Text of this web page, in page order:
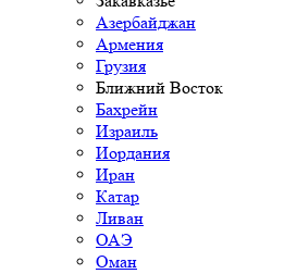
Азербайджан
Армения
Грузия
Ближний Восток
Бахрейн
Израиль
Иордания
Иран
Катар
Ливан
ОАЭ
Оман